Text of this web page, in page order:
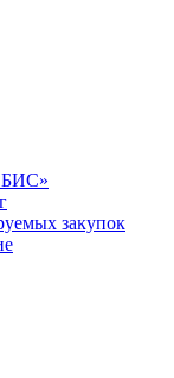
закупок